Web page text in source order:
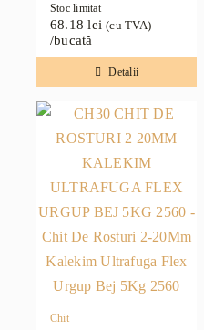
Stoc limitat
68.18lei (cu TVA)
/bucată
Detalii
Chit